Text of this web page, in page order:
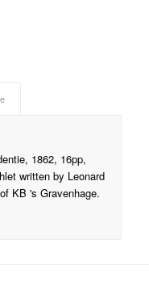
1862, 16pp,
written by Leonard
KB 's Gravenhage.